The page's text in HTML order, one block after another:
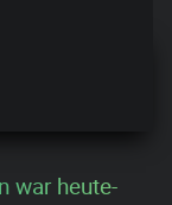
war heute-